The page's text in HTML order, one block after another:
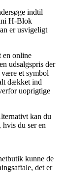
indtil
H-Blok
er usvigeligt
en online
udsalgspris der
være et symbol
dækket ind
uoprigtige
kan du
du ser en
kunne de
det er